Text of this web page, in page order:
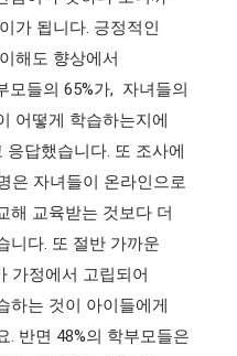
가 됩니다. 긍정적인
해도 향상에서
모들의 65%가, 자녀들의
어떻게 학습하는지에
답했습니다. 또 조사에
은 자녀들이 온라인으로
해 교육받는 것보다 더
니다. 또 절반 가까운
가정에서 고립되어
하는 것이 아이들에게
. 반면 48%의 학부모들은